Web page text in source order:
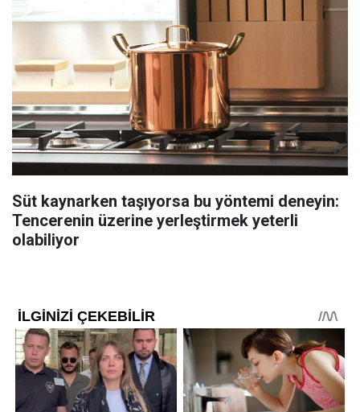
Süt kaynarken taşıyorsa bu yöntemi deneyin:
Tencerenin üzerine yerleştirmek yeterli
olabiliyor